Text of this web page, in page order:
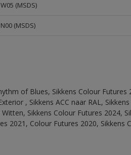
(MSDS)
(MSDS)
of Blues, Sikkens Colour Futures
, Sikkens ACC naar RAL,
Sikkens Colour Futures 2024,
2021, Colour Futures 2020, Sikkens